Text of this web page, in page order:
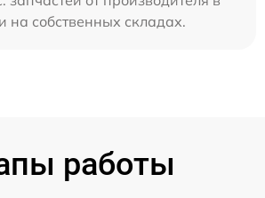
на собственных складах.
работы